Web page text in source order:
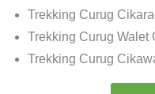
Trekking Curug
Trekking Curug Walet
Trekking Curug